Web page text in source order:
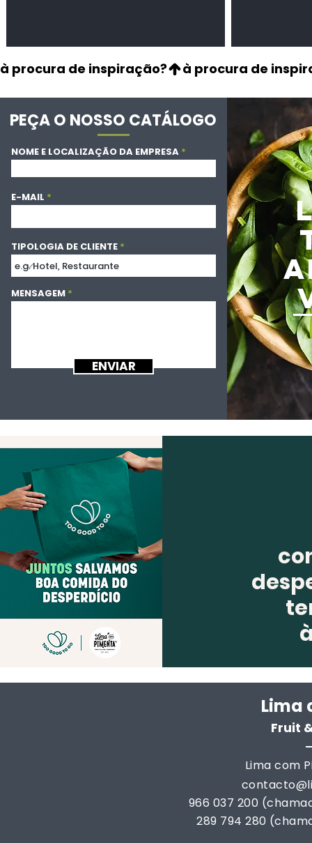
à procura de inspiração?
PEÇA O NOSSO CATÁLOGO
NOME E LOCALIZAÇÃO DA EMPRESA
E-MAIL
TIPOLOGIA DE CLIENTE
MENSAGEM
ENVIAR
Lima
Fruit
Lima com
966 037 200
289 794 280